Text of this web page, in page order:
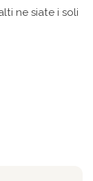
ne siate i soli